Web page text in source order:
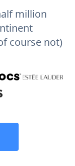
million
course not)